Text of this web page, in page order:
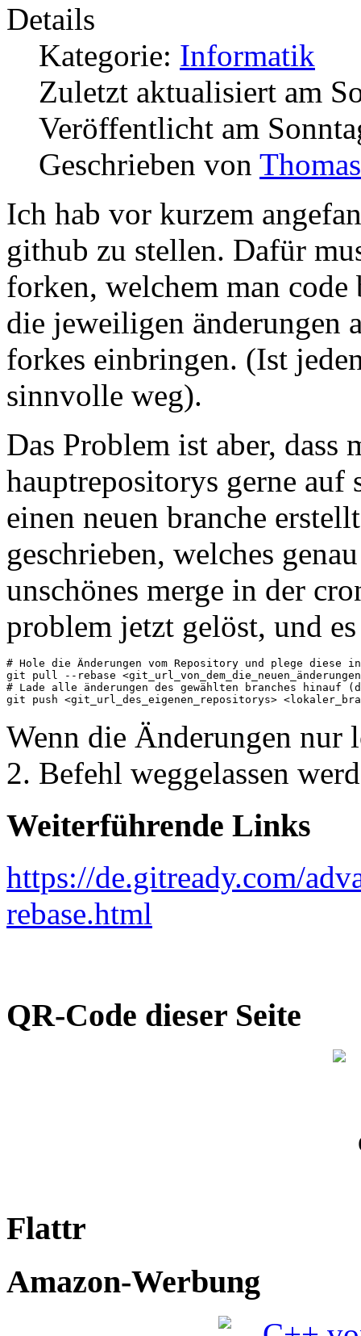
Details
Kategorie: Informatik
Zuletzt aktualisiert am
Veröffentlicht am
Geschrieben von
Ich hab vor kurzem
github zu stellen. Dafür
forken, welchem man
die jeweiligen änderungen
forkes einbringen. (Ist
sinnvolle weg).
Das Problem ist aber, dass
hauptrepositorys gerne auf
einen neuen branche
geschrieben, welches
unschönes merge in der
problem jetzt gelöst, und
# Hole die Änderungen vom Repository und plege diese
git pull --rebase
# Lade alle änderungen des gewählten branches hinauf
git push <git_url_des_eigenen_repositorys>
Wenn die Änderungen nur
2. Befehl weggelassen
Weiterführende Links
https://de.gitready.com/
rebase.html
QR-Code dieser Seite
Flattr
Amazon-Werbung